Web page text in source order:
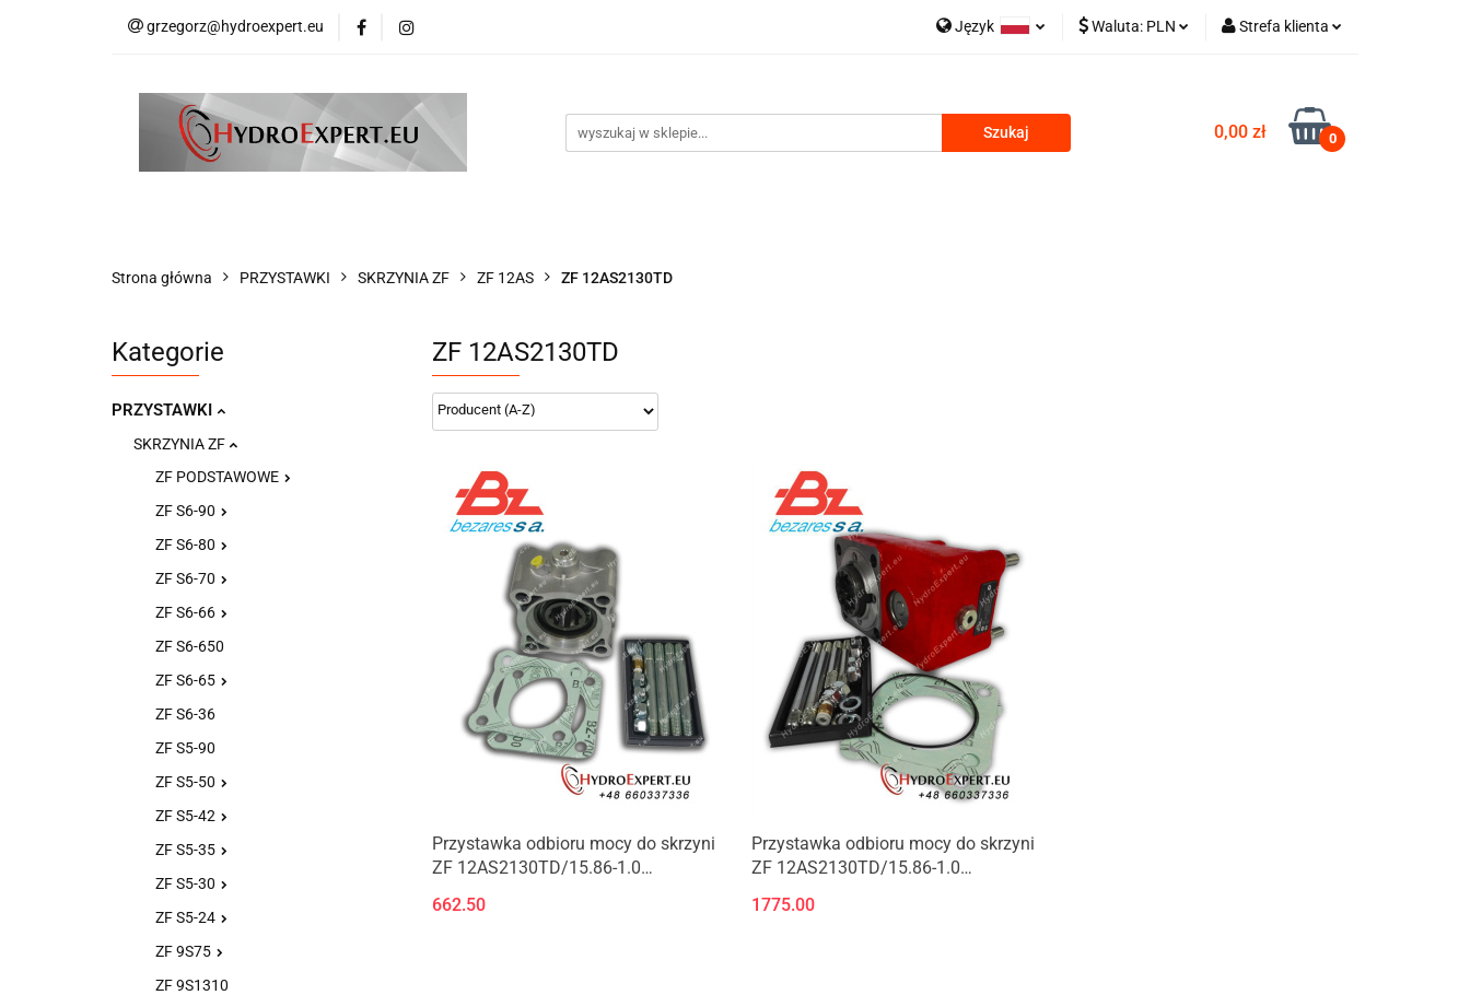
grzegorz@hydroexpert.eu Język
English
Waluta: PLN Strefa klienta
Zarejestruj się
Dodaj zgłoszenie
0,00 zł 0
WSPARCIE TECHNICZNE PRODUCENCI
HYDRAULIKA SIŁOWA
KOMPRESORY DO WYDMUCHU ZESTAWY HYDRAULICZNE WSPARCIE TECHNICZNE
Strona główna PRZYSTAWKI SKRZYNIA ZF ZF 12AS ZF 12AS2130TD
Kategorie
PRZYSTAWKI
SKRZYNIA ZF
ZF PODSTAWOWE
ZF S6-90
ZF S6-80
ZF S6-70
ZF S6-66
ZF S6-650
ZF S6-65
ZF S6-36
ZF S5-90
ZF S5-50
ZF S5-42
ZF S5-35
ZF S5-30
ZF S5-24
ZF 9S75
ZF 9S1310
ZF 12AS2130TD
Przystawka odbioru mocy do skrzyni
ZF 12AS2130TD/15.86-1.0
662.50
Przystawka odbioru mocy do skrzyni
ZF 12AS2130TD/15.86-1.0
1775.00